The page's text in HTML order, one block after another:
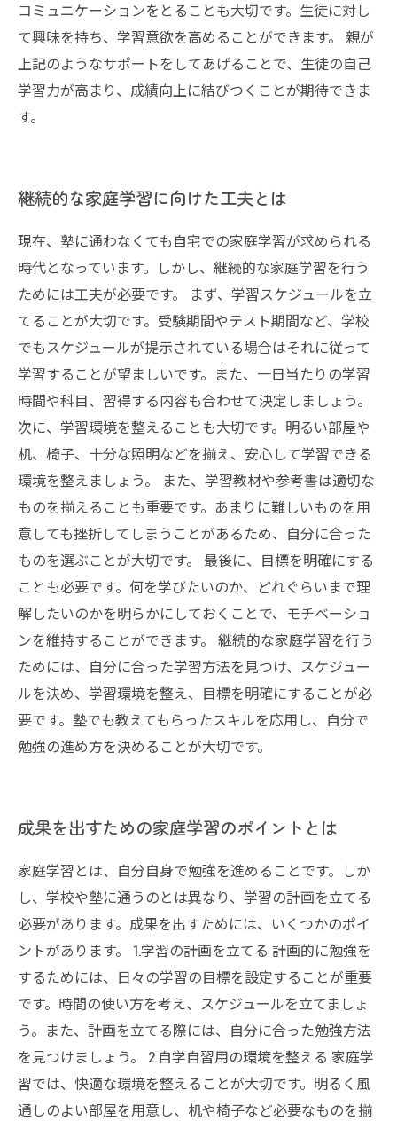
コミュニケーションをとることも大切です。生徒に対し
て興味を持ち、学習意欲を高めることができます。 親が
上記のようなサポートをしてあげることで、生徒の自己
学習力が高まり、成績向上に結びつくことが期待できま
す。
継続的な家庭学習に向けた工夫とは
現在、塾に通わなくても自宅での家庭学習が求められる
時代となっています。しかし、継続的な家庭学習を行う
ためには工夫が必要です。 まず、学習スケジュールを立
てることが大切です。受験期間やテスト期間など、学校
でもスケジュールが提示されている場合はそれに従って
学習することが望ましいです。また、一日当たりの学習
時間や科目、習得する内容も合わせて決定しましょう。
次に、学習環境を整えることも大切です。明るい部屋や
机、椅子、十分な照明などを揃え、安心して学習できる
環境を整えましょう。 また、学習教材や参考書は適切な
ものを揃えることも重要です。あまりに難しいものを用
意しても挫折してしまうことがあるため、自分に合った
ものを選ぶことが大切です。 最後に、目標を明確にする
ことも必要です。何を学びたいのか、どれぐらいまで理
解したいのかを明らかにしておくことで、モチベーショ
ンを維持することができます。 継続的な家庭学習を行う
ためには、自分に合った学習方法を見つけ、スケジュー
ルを決め、学習環境を整え、目標を明確にすることが必
要です。塾でも教えてもらったスキルを応用し、自分で
勉強の進め方を決めることが大切です。
成果を出すための家庭学習のポイントとは
家庭学習とは、自分自身で勉強を進めることです。しか
し、学校や塾に通うのとは異なり、学習の計画を立てる
必要があります。成果を出すためには、いくつかのポイ
ントがあります。 1.学習の計画を立てる 計画的に勉強を
するためには、日々の学習の目標を設定することが重要
です。時間の使い方を考え、スケジュールを立てましょ
う。また、計画を立てる際には、自分に合った勉強方法
を見つけましょう。 2.自学自習用の環境を整える 家庭学
習では、快適な環境を整えることが大切です。明るく風
通しのよい部屋を用意し、机や椅子など必要なものを揃